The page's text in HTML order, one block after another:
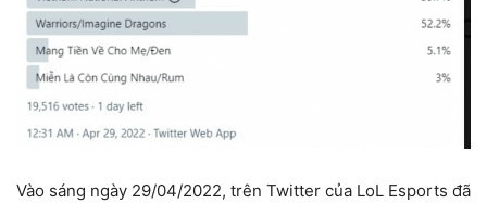
Vào sáng ngày 29/04/2022, trên Twitter của LoL Esports đã